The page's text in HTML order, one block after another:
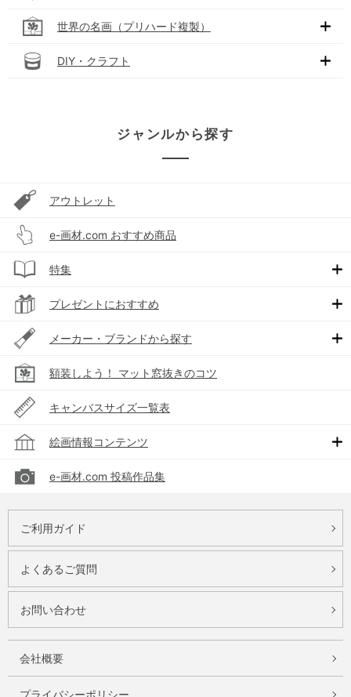
世界の名画（プリハード複製）
DIY・クラフト
ジャンルから探す
アウトレット
e-画材.com おすすめ商品
特集
プレゼントにおすすめ
メーカー・ブランドから探す
額装しよう！ マット窓抜きのコツ
キャンバスサイズ一覧表
絵画情報コンテンツ
e-画材.com 投稿作品集
ご利用ガイド
よくあるご質問
お問い合わせ
会社概要
プライバシーポリシー